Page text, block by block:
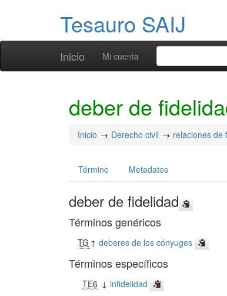
Tesauro SAIJ
Inicio Mi cuenta
deber de
Inicio Derecho civil relaciones de
Término Metadatos
deber de fidelidad
Términos genéricos
TG ↑deberes de los cónyuges
Términos específicos
TE6 ↓ infidelidad